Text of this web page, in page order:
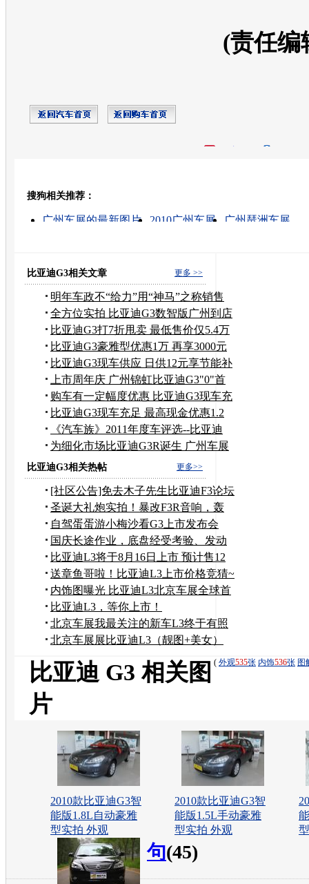
(责任编
搜狗相关推荐：
广州车展的最新图片 2010广州车展
广州琶洲车展
更多 >>
比亚迪G3相关文章
明年车政不“给力”用“神马”之称销售
全方位实拍 比亚迪G3数智版广州到店
比亚迪G3打7折甩卖 最低售价仅5.4万
元
比亚迪G3豪雅型优惠1万 再享3000元
补贴
比亚迪G3现车供应 日供12元享节能补
贴
上市周年庆 广州锦虹比亚迪G3"0"首
付
购车有一定幅度优惠 比亚迪G3现车充
足
比亚迪G3现车充足 最高现金优惠1.2
万元
《汽车族》2011年度车评选--比亚迪
G3
为细化市场比亚迪G3R诞生 广州车展
上市
更多>>
比亚迪G3相关热帖
[社区公告]免去木子先生比亚迪F3论坛
斑竹职务
圣诞大礼炮实拍！暴改F3R音响，轰
炸机飞过来！
自驾蛋蛋游小梅沙看G3上市发布会
国庆长途作业，底盘经受考验、发动
机故障灯亮起虚惊一
比亚迪L3将于8月16日上市 预计售12
万起!
送章鱼哥啦！比亚迪L3上市价格竞猜~
内饰图曝光 比亚迪L3北京车展全球首
发
比亚迪L3，等你上市！
北京车展我最关注的新车L3终于有照
片了
北京车展展比亚迪L3（靓图+美女）
( 外观535张 内饰536张 图
比亚迪 G3 相关图
片
2010款比亚迪G3智
能版1.8L自动豪雅
型实拍 外观
2010款比亚迪G3智
能版1.5L手动豪雅
型实拍 外观
句(45)